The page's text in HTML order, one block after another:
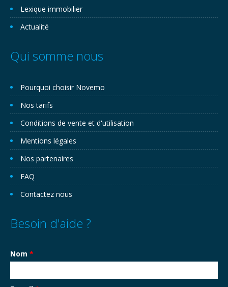
Lexique immobilier
Actualité
Qui somme nous
Pourquoi choisir Novemo
Nos tarifs
Conditions de vente et d'utilisation
Mentions légales
Nos partenaires
FAQ
Contactez nous
Besoin d'aide ?
Nom *